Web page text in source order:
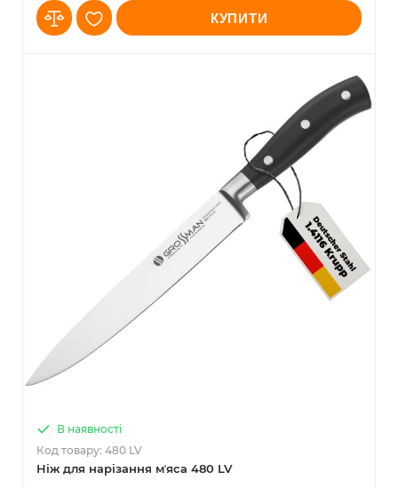
КУПИТИ
Ніж для нарізання мʼяса 480 LV
В наявності
Код товару: 480 LV